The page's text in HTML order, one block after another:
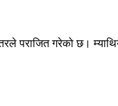
पराजित गरेको छ।